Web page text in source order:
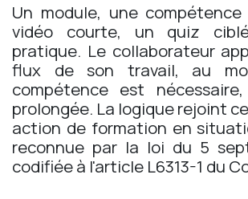
Un module, une
vidéo courte, un quiz
pratique. Le collaborateur
flux de son travail, au
compétence est
prolongée. La logique rejoint
action de formation en
reconnue par la loi du 5
codifiée à l'article L6313-1 du